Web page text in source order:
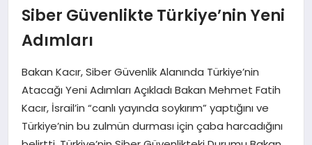
EKONOMI
SIYASET
EĞITIM
Siber Güvenlikte Türkiye’nin Yeni
Adımları
Bakan Kacır, Siber Güvenlik Alanında Türkiye’nin
Atacağı Yeni Adımları Açıkladı Bakan Mehmet Fatih
Kacır, İsrail’in “canlı yayında soykırım” yaptığını ve
Türkiye’nin bu zulmün durması için çaba harcadığını